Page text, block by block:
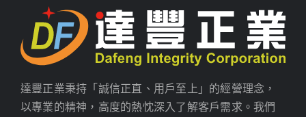
達豐正業秉持「誠信正直、用戶至上」的經營理念，
以專業的精神，高度的熱忱深入了解客戶需求。我們